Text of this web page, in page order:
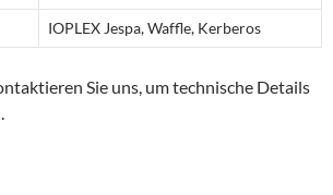
IOPLEX Jespa, Waffle, Kerberos
Sie uns, um technische Details